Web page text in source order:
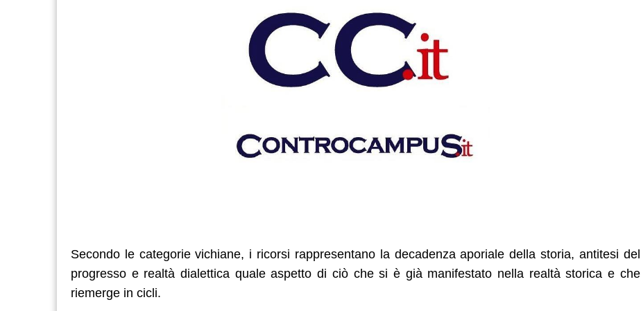
Secondo le categorie vichiane, i ricorsi rappresentano la decadenza aporiale della storia, antitesi del
progresso e realtà dialettica quale aspetto di ciò che si è già manifestato nella realtà storica e che
riemerge in cicli.